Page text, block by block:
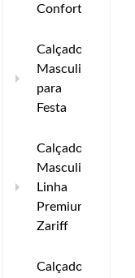
Confortáveis
Calçados
Masculino
para
Festa
Calçados
Masculinos
Linha
Premium
Zariff
Calçados